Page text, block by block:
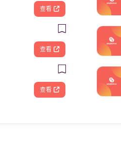
查看
查看
查看